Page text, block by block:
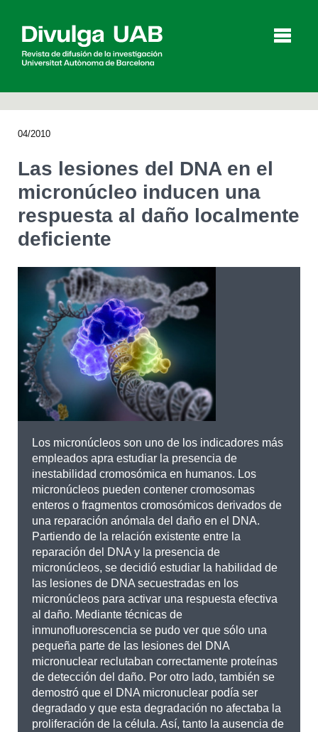
Agenda
English Català
BUSCAR
04/2010
Las lesiones del DNA en el
micronúcleo inducen una
respuesta al daño localmente
deficiente
Los micronúcleos son uno de los indicadores más
empleados apra estudiar la presencia de
inestabilidad cromosómica en humanos. Los
micronúcleos pueden contener cromosomas
enteros o fragmentos cromosómicos derivados de
una reparación anómala del daño en el DNA.
Partiendo de la relación existente entre la
reparación del DNA y la presencia de
micronúcleos, se decidió estudiar la habilidad de
las lesiones de DNA secuestradas en los
micronúcleos para activar una respuesta efectiva
al daño. Mediante técnicas de
inmunofluorescencia se pudo ver que sólo una
pequeña parte de las lesiones del DNA
micronuclear reclutaban correctamente proteínas
de detección del daño. Por otro lado, también se
demostró que el DNA micronuclear podía ser
degradado y que esta degradación no afectaba la
proliferación de la célula. Así, tanto la ausencia de